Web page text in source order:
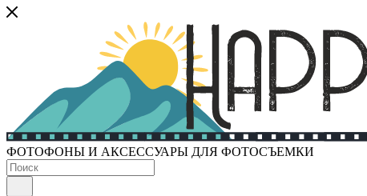
ФОТОФОНЫ И АКСЕССУАРЫ ДЛЯ ФОТОСЪЕМКИ